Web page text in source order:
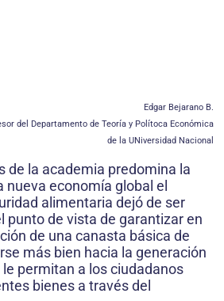
Edgar Bejarano B.
del Departamento de Teoría y Polítoca Económica
de la UNiversidad Nacional
de la academia predomina la
nueva economía global el
alimentaria dejó de ser
punto de vista de garantizar en
de una canasta básica de
más bien hacia la generación
permitan a los ciudadanos
bienes a través del